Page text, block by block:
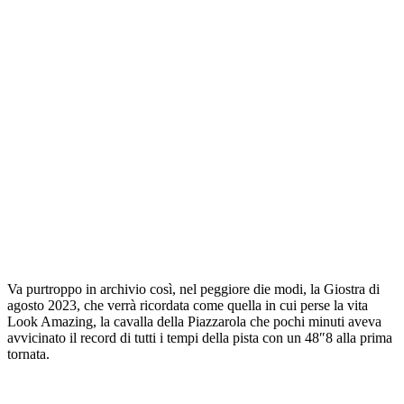
Va purtroppo in archivio così, nel peggiore die modi, la Giostra di
agosto 2023, che verrà ricordata come quella in cui perse la vita
Look Amazing, la cavalla della Piazzarola che pochi minuti aveva
avvicinato il record di tutti i tempi della pista con un 48″8 alla prima
tornata.